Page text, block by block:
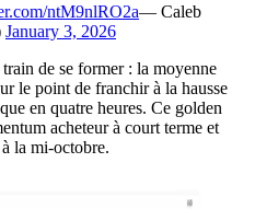
ntM9nlRO2a— Caleb
January 3, 2026
de se former : la moyenne
le point de franchir à la hausse
en quatre heures. Ce golden
acheteur à court terme et
la mi-octobre.